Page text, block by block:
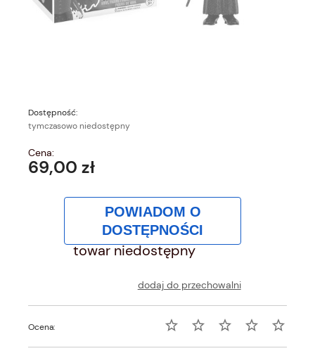
Dostępność:
tymczasowo niedostępny
Cena:
69,00 zł
POWIADOM O
DOSTĘPNOŚCI
towar niedostępny
dodaj do przechowalni
Ocena: